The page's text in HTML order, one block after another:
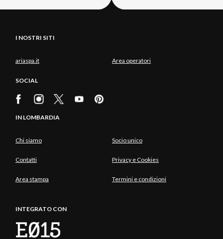
I NOSTRI SITI
ariaspa.it Area operatori
SOCIAL
IN LOMBARDIA
Chi siamo Socio unico
Contatti Privacy e Cookies
Area stampa Termini e condizioni
INTEGRATO CON